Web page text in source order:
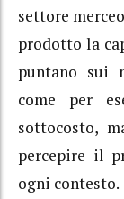
settore
prodotto la
puntano sui
come per
sottocosto,
percepire il
ogni contesto.